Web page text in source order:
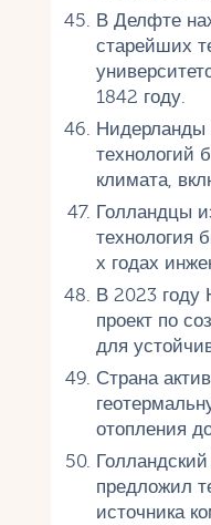
В Делфте
старейших
1842 году.
Нидерланды
технологий
климата,
Голландцы
технология
х годах
В 2023 году
проект по
для
Страна
отопления
предложил
источника